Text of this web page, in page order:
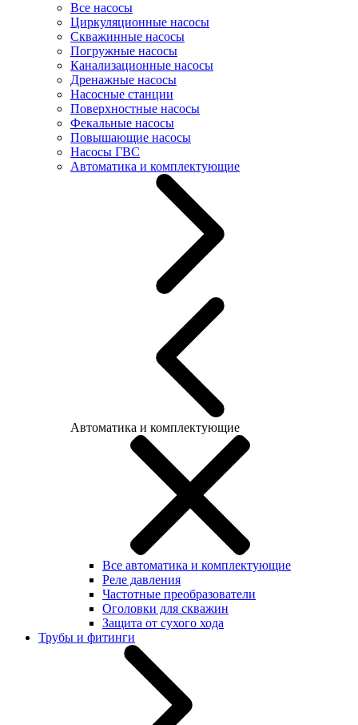
Все насосы
Циркуляционные насосы
Скважинные насосы
Погружные насосы
Канализационные насосы
Дренажные насосы
Насосные станции
Поверхностные насосы
Фекальные насосы
Повышающие насосы
Насосы ГВС
Автоматика и комплектующие
Автоматика и комплектующие
Все автоматика и комплектующие
Реле давления
Частотные преобразователи
Оголовки для скважин
Защита от сухого хода
Трубы и фитинги